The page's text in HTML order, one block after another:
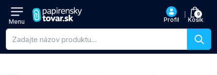
Menu Profil
0
Košík
Vyhľadávanie produktov